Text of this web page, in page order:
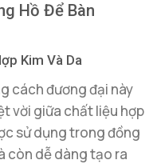
Hồ Để Bàn
Kim Và Da
cách đương đại này
vời giữa chất liệu hợp
sử dụng trong đồng
còn dễ dàng tạo ra